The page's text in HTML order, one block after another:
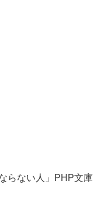
らない人」PHP文庫